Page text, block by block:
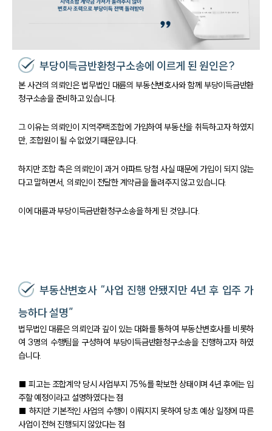
부당이득금반환청구소송에 이르게 된 원인은?
본 사건의 의뢰인은 법무법인 대륜의 부동산변호사와 함께 부당이득금반환
청구소송을 준비하고 있습니다.
그 이유는 의뢰인이 지역주택조합에 가입하여 부동산을 취득하고자 하였지
만, 조합원이 될 수 없었기 때문입니다.
하지만 조합 측은 의뢰인이 과거 아파트 당첨 사실 때문에 가입이 되지 않는
다고 말하면서, 의뢰인이 전달한 계약금을 돌려주지 않고 있습니다.
이에 대륜과 부당이득금반환청구소송을 하게 된 것입니다.
부동산변호사 “사업 진행 안됐지만 4년 후 입주 가
능하다 설명”
법무법인 대륜은 의뢰인과 깊이 있는 대화를 통하여 부동산변호사를 비롯하
여 3명의 수행팀을 구성하여 부당이득금반환청구소송을 진행하고자 하였
습니다.
■ 피고는 조합계약 당시 사업부지 75%를 확보한 상태이며 4년 후에는 입
주할 예정이라고 설명하였다는 점
■ 하지만 기본적인 사업의 수행이 이뤄지지 못하여 당초 예상 일정에 따른
사업이 전혀 진행되지 않았다는 점